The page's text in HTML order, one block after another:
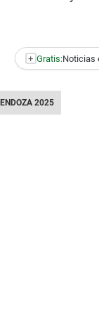
+ Gratis:Noticias
2025